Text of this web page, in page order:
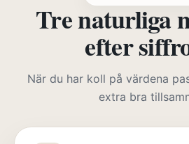
Tre naturliga
efter
När du har koll på värdena
extra bra